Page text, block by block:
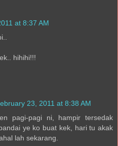
at 8:37 AM
hihihi!!!
23, 2011 at 8:38 AM
pagi-pagi ni, hampir tersedak
ye ko buat kek, hari tu akak
lah sekarang.